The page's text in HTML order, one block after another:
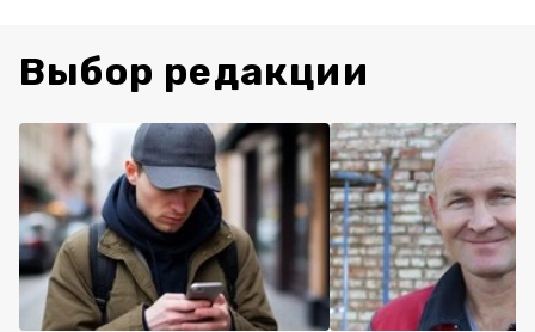
Выбор редакции